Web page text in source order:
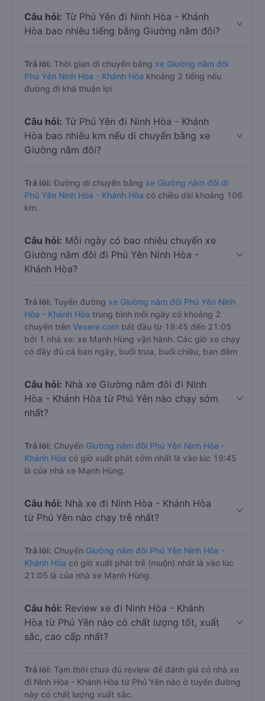
Câu hỏi: Từ Phú Yên đi Ninh Hòa - Khánh
Hòa bao nhiêu tiếng bằng Giường nằm đôi?
Trả lời: Thời gian di chuyển bằng xe Giường nằm đôi
Phú Yên Ninh Hòa - Khánh Hòa khoảng 2 tiếng nếu
đường đi khá thuận lợi
Câu hỏi: Từ Phú Yên đi Ninh Hòa - Khánh
Hòa bao nhiêu km nếu di chuyển bằng xe
Giường nằm đôi?
Trả lời: Đường di chuyển bằng xe Giường nằm đôi đi
Phú Yên Ninh Hòa - Khánh Hòa có chiều dài khoảng 106
km.
Câu hỏi: Mỗi ngày có bao nhiêu chuyến xe
Giường nằm đôi đi Phú Yên Ninh Hòa -
Khánh Hòa?
Trả lời: Tuyến đường xe Giường nằm đôi Phú Yên Ninh
Hòa - Khánh Hòa trung bình mỗi ngày có khoảng 2
chuyến trên Vexere.com bắt đầu từ 19:45 đến 21:05
bởi 1 nhà xe: xe Mạnh Hùng vận hành. Các giờ xe chạy
có đầy đủ cả ban ngày, buổi trưa, buổi chiều, ban đêm
Câu hỏi: Nhà xe Giường nằm đôi đi Ninh
Hòa - Khánh Hòa từ Phú Yên nào chạy sớm
nhất?
Trả lời: Chuyến Giường nằm đôi Phú Yên Ninh Hòa -
Khánh Hòa có giờ xuất phát sớm nhất là vào lúc 19:45
là của nhà xe Mạnh Hùng.
Câu hỏi: Nhà xe đi Ninh Hòa - Khánh Hòa
từ Phú Yên nào chạy trễ nhất?
Trả lời: Chuyến Giường nằm đôi Phú Yên Ninh Hòa -
Khánh Hòa có giờ xuất phát trễ (muộn) nhất là vào lúc
21:05 là của nhà xe Mạnh Hùng.
Câu hỏi: Review xe đi Ninh Hòa - Khánh
Hòa từ Phú Yên nào có chất lượng tốt, xuất
sắc, cao cấp nhất?
Trả lời: Tạm thời chưa đủ review để đánh giá có nhà xe
đi Ninh Hòa - Khánh Hòa từ Phú Yên nào ở tuyến đường
này có chất lượng xuất sắc.